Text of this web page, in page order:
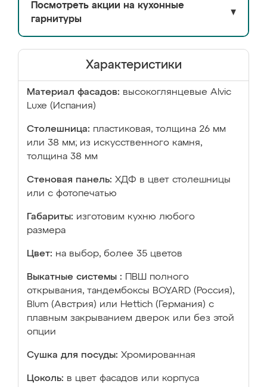
Посмотреть акции на кухонные
гарнитуры
▼
Характеристики
Материал фасадов: высокоглянцевые Аlvic
Luxe (Испания)
Столешница: пластиковая, толщина 26 мм
или 38 мм; из искусственного камня,
толщина 38 мм
Стеновая панель: ХДФ в цвет столешницы
или с фотопечатью
Габариты: изготовим кухню любого
размера
Цвет: на выбор, более 35 цветов
Выкатные системы :
ПВШ полного
открывания, тандембоксы BOYARD (Россия),
Blum (Австрия) или Hettich (Германия) с
плавным закрыванием дверок или без этой
опции
Сушка для посуды: Хромированная
Цоколь: в цвет фасадов или корпуса